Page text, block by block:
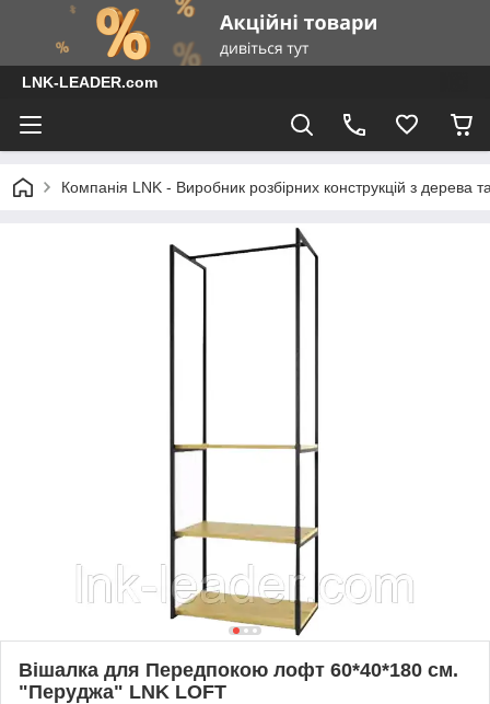
LNK-LEADER.com
Компанія LNK - Виробник розбірних конструкцій з дерева
Вішалка для Передпокою лофт 60*40*180 см.
"Перуджа" LNK LOFT